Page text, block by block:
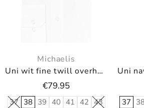
Michaelis
Uni navy katoenen overhemd
€79.95
37 38 39 40 41 42
43
37L